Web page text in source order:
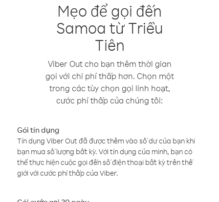
Mẹo để gọi đến
Samoa từ Triều
Tiên
Viber Out cho bạn thêm thời gian
gọi với chi phí thấp hơn. Chọn một
trong các tùy chọn gọi linh hoạt,
cước phí thấp của chúng tôi:
Gói tín dụng
Tín dụng Viber Out đã được thêm vào số dư của bạn khi
bạn mua số lượng bất kỳ. Với tín dụng của mình, bạn có
thể thực hiện cuộc gọi đến số điện thoại bất kỳ trên thế
giới với cước phí thấp của Viber.